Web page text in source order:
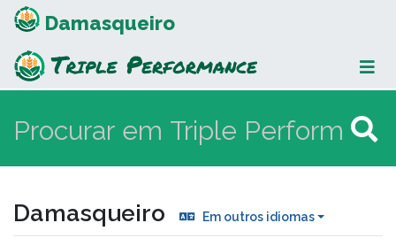
Damasqueiro
Damasqueiro Em outros idiomas